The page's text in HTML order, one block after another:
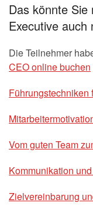
Das könnte
Executive auch
Die Teilnehmer
CEO online buchen
Führungstechniken
Vom guten Team
Kommunikation
Zielvereinbarung